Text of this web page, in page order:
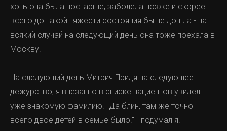
хоть она была постарше, заболела позже и скорее
всего до такой тяжести состояния бы не дошла - на
всякий случай на следующий день она тоже поехала в
Москву.
На следующий день Митрич Придя на следующее
дежурство, я внезапно в списке пациентов увидел
уже знакомую фамилию. "Да блин, там же точно
всего двое детей в семье было!" - подумал я.